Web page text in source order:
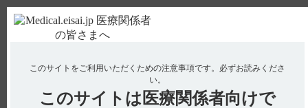
使用期限検索 Drug Information
No : 1860
このサイトをご利用いただくための注意事項です。 必ずお読みくださ
い。
このサイトは 医療関係者向けで